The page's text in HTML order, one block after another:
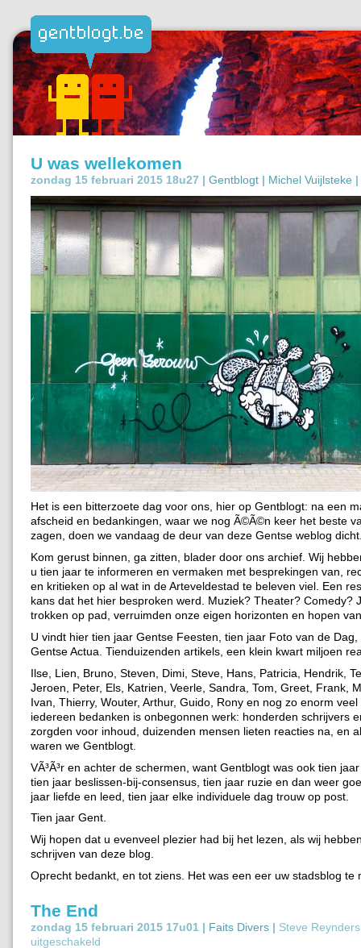
U was wellekomen
zondag 15 februari 2015 18u27 | Gentblogt | Michel Vuijlsteke |
Het is een bitterzoete dag voor ons, hier op Gentblogt: na een
afscheid en bedankingen, waar we nog Ã©Ã©n keer het beste
zagen, doen we vandaag de deur van deze Gentse weblog
Kom gerust binnen, ga zitten, blader door ons archief. Wij
u tien jaar te informeren en vermaken met besprekingen van,
en kritieken op al wat in de Arteveldestad te beleven viel. Een
kans dat het hier besproken werd. Muziek? Theater? Comedy?
trokken op pad, verruimden onze eigen horizonten en hopen
U vindt hier tien jaar Gentse Feesten, tien jaar Foto van de Dag,
Gentse Actua. Tienduizenden artikels, een klein kwart miljoen
Ilse, Lien, Bruno, Steven, Dimi, Steve, Hans, Patricia, Hendrik,
Jeroen, Peter, Els, Katrien, Veerle, Sandra, Tom, Greet, Frank,
Ivan, Thierry, Wouter, Arthur, Guido, Rony en nog zo enorm
iedereen bedanken is onbegonnen werk: honderden schrijvers
zorgden voor inhoud, duizenden mensen lieten reacties na, en
waren we Gentblogt.
VÃ³Ã³r en achter de schermen, want Gentblogt was ook tien
tien jaar beslissen-bij-consensus, tien jaar ruzie en dan weer
jaar liefde en leed, tien jaar elke individuele dag trouw op post.
Tien jaar Gent.
Wij hopen dat u evenveel plezier had bij het lezen, als wij
schrijven van deze blog.
Oprecht bedankt, en tot ziens. Het was een eer uw stadsblog te
The End
zondag 15 februari 2015 17u01 | Faits Divers | Steve
uitgeschakeld